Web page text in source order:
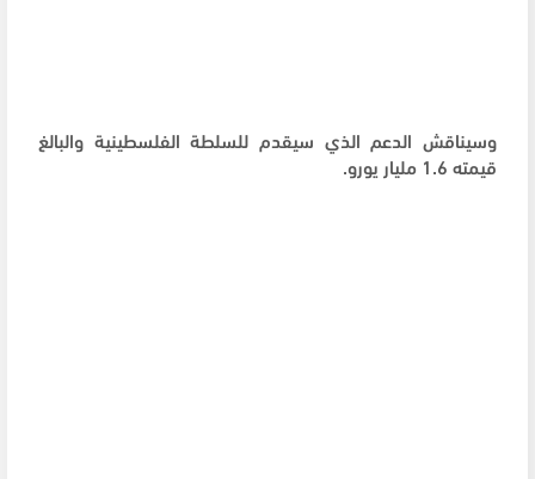
وسيناقش الدعم الذي سيقدم للسلطة الفلسطينية والبالغ
قيمته 1.6 مليار يورو.